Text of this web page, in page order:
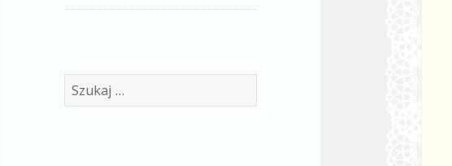
Szukaj: